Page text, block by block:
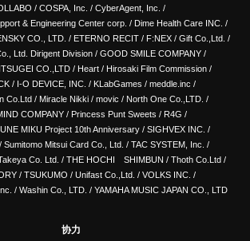
/ COSPA, Inc. / CyberAgent, Inc. /
& Engineering Center corp. / Dime Health Care INC. /
CO., LTD. / ETERNO RECIT / F:NEX / Gift Co.,Ltd. /
Ltd. Dirigent Division / GOOD SMILE COMPANY /
CO.,LTD / Heart / Hirosaki Film Commission /
/ I-O DEVICE, INC. / KLabGames / meddle.inc /
Co.Ltd/ Miracle Nikki/ movic / North One Co.,LTD. /
COMPANY/ Princess Punt Sweets / R4G /
MIKU Project 10th Anniversary/ SIGHVEX INC. /
Sumitomo Mitsui Card Co., Ltd. / TAC SYSTEM, Inc. /
Co. Ltd. / THE HOCHI SHIMBUN / Thoth Co.Ltd/
/ TSUKUMO / Unifast Co.,Ltd. / VOLKS INC. /
/ Washin Co., LTD. / YAMAHA MUSIC JAPAN CO., LTD
协力